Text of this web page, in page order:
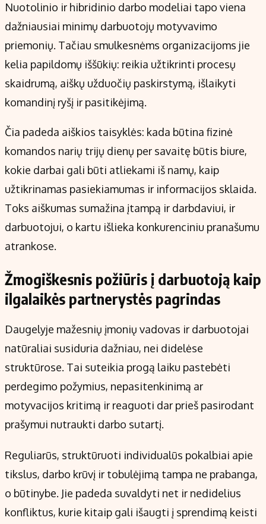
Nuotolinio ir hibridinio darbo modeliai tapo viena
dažniausiai minimų darbuotojų motyvavimo
priemonių. Tačiau smulkesnėms organizacijoms jie
kelia papildomų iššūkių: reikia užtikrinti procesų
skaidrumą, aiškų užduočių paskirstymą, išlaikyti
komandinį ryšį ir pasitikėjimą.
Čia padeda aiškios taisyklės: kada būtina fizinė
komandos narių trijų dienų per savaitę būtis biure,
kokie darbai gali būti atliekami iš namų, kaip
užtikrinamas pasiekiamumas ir informacijos sklaida.
Toks aiškumas sumažina įtampą ir darbdaviui, ir
darbuotojui, o kartu išlieka konkurenciniu pranašumu
atrankose.
Žmogiškesnis požiūris į darbuotoją kaip
ilgalaikės partnerystės pagrindas
Daugelyje mažesnių įmonių vadovas ir darbuotojai
natūraliai susiduria dažniau, nei didelėse
struktūrose. Tai suteikia progą laiku pastebėti
perdegimo požymius, nepasitenkinimą ar
motyvacijos kritimą ir reaguoti dar prieš pasirodant
prašymui nutraukti darbo sutartį.
Reguliarūs, struktūruoti individualūs pokalbiai apie
tikslus, darbo krūvį ir tobulėjimą tampa ne prabanga,
o būtinybe. Jie padeda suvaldyti net ir nedidelius
konfliktus, kurie kitaip gali išaugti į sprendimą keisti